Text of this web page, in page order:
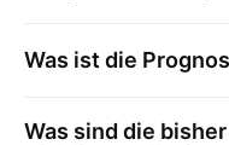
Was ist die
Was sind die